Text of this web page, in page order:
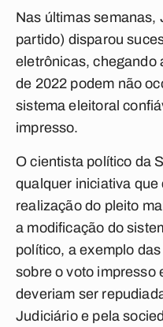
Nas últimas semanas,
partido) disparou
eletrônicas, chegando
de 2022 podem não
sistema eleitoral
impresso.
O cientista político da
qualquer iniciativa
realização do pleito
a modificação do
político, a exemplo
sobre o voto impresso
deveriam ser
Judiciário e pela